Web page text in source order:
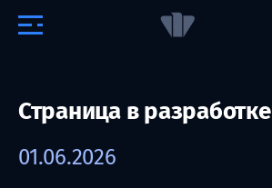
Страница в разработке
01.06.2026